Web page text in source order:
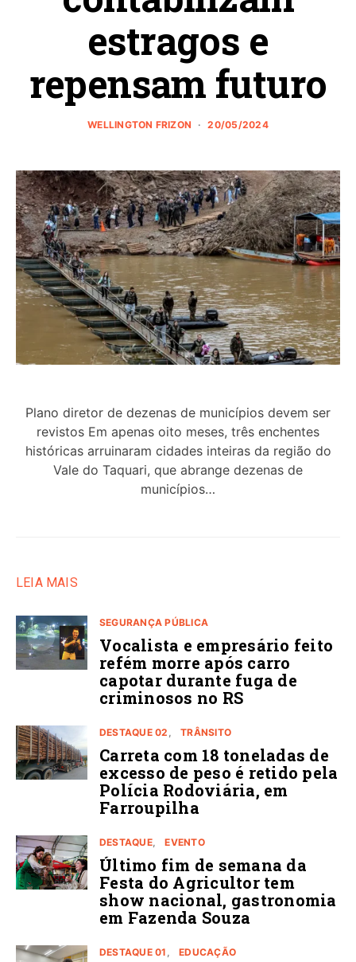
estragos e
repensam futuro
WELLINGTON FRIZON 20/05/2024
Plano diretor de dezenas de municípios devem ser
revistos Em apenas oito meses, três enchentes
históricas arruinaram cidades inteiras da região do
Vale do Taquari, que abrange dezenas de
municípios…
LEIA MAIS
SEGURANÇA PÚBLICA
Vocalista e empresário feito
refém morre após carro
capotar durante fuga de
criminosos no RS
DESTAQUE 02 TRÂNSITO
Carreta com 18 toneladas de
excesso de peso é retido pela
Polícia Rodoviária, em
Farroupilha
DESTAQUE EVENTO
Último fim de semana da
Festa do Agricultor tem
show nacional, gastronomia
em Fazenda Souza
DESTAQUE 01 EDUCAÇÃO